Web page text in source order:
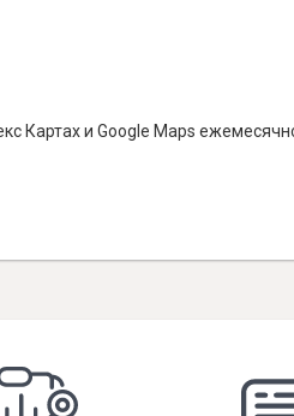
Картах и Google Maps